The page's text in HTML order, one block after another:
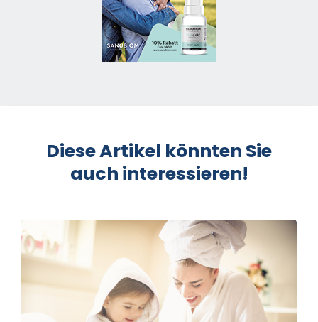
Diese Artikel könnten Sie
auch interessieren!